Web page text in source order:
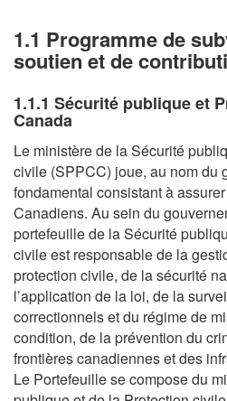
1.1 Programme de
soutien et de
1.1.1 Sécurité publique et
Canada
Le ministère de la Sécurité
civile (SPPCC) joue, au nom du
fondamental consistant à
Canadiens. Au sein du
portefeuille de la Sécurité
civile est responsable de la
protection civile, de la sécurité
l’application de la loi, de la
correctionnels et du régime de
condition, de la prévention du
frontières canadiennes et des
Le Portefeuille se compose du